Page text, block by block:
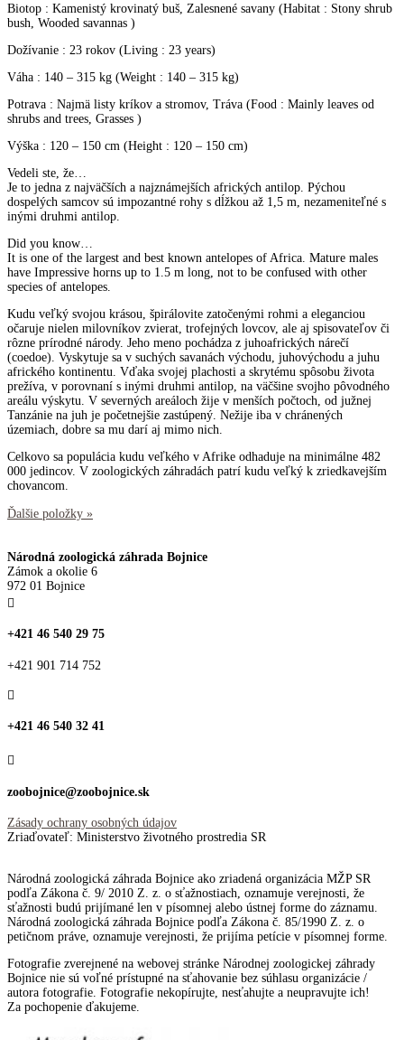
Biotop : Kamenistý krovinatý buš, Zalesnené savany (Habitat : Stony shrub
bush, Wooded savannas )
Dožívanie : 23 rokov (Living : 23 years)
Váha : 140 – 315 kg (Weight : 140 – 315 kg)
Potrava : Najmä listy kríkov a stromov, Tráva (Food : Mainly leaves od
shrubs and trees, Grasses )
Výška : 120 – 150 cm (Height : 120 – 150 cm)
Vedeli ste, že…
Je to jedna z najväčších a najznámejších afrických antilop. Pýchou
dospelých samcov sú impozantné rohy s dĺžkou až 1,5 m, nezameniteľné s
inými druhmi antilop.
Did you know…
It is one of the largest and best known antelopes of Africa. Mature males
have Impressive horns up to 1.5 m long, not to be confused with other
species of antelopes.
Kudu veľký svojou krásou, špirálovite zatočenými rohmi a eleganciou
očaruje nielen milovníkov zvierat, trofejných lovcov, ale aj spisovateľov či
rôzne prírodné národy. Jeho meno pochádza z juhoafrických nárečí
(coedoe). Vyskytuje sa v suchých savanách východu, juhovýchodu a juhu
afrického kontinentu. Vďaka svojej plachosti a skrytému spôsobu života
prežíva, v porovnaní s inými druhmi antilop, na väčšine svojho pôvodného
areálu výskytu. V severných areáloch žije v menších počtoch, od južnej
Tanzánie na juh je početnejšie zastúpený. Nežije iba v chránených
územiach, dobre sa mu darí aj mimo nich.
Celkovo sa populácia kudu veľkého v Afrike odhaduje na minimálne 482
000 jedincov. V zoologických záhradách patrí kudu veľký k zriedkavejším
chovancom.
Ďalšie položky »
Národná zoologická záhrada Bojnice
Zámok a okolie 6
972 01 Bojnice

+421 46 540 29 75
+421 901 714 752

+421 46 540 32 41

zoobojnice@zoobojnice.sk
Zásady ochrany osobných údajov
Zriaďovateľ: Ministerstvo životného prostredia SR
Národná zoologická záhrada Bojnice ako zriadená organizácia MŽP SR
podľa Zákona č. 9/ 2010 Z. z. o sťažnostiach, oznamuje verejnosti, že
sťažnosti budú prijímané len v písomnej alebo ústnej forme do záznamu.
Národná zoologická záhrada Bojnice podľa Zákona č. 85/1990 Z. z. o
petičnom práve, oznamuje verejnosti, že prijíma petície v písomnej forme.
Fotografie zverejnené na webovej stránke Národnej zoologickej záhrady
Bojnice nie sú voľné prístupné na sťahovanie bez súhlasu organizácie /
autora fotografie. Fotografie nekopírujte, nesťahujte a neupravujte ich!
Za pochopenie ďakujeme.